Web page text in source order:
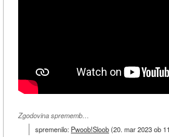
Zgodovina sprememb…
spremenilo: Pwoob!Sloob(20. mar 2023 ob